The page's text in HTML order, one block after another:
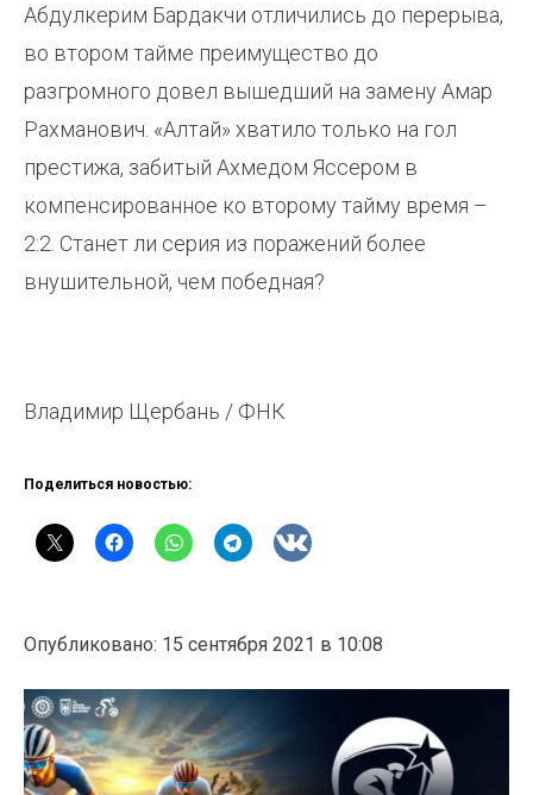
Абдулкерим Бардакчи отличились до перерыва,
во втором тайме преимущество до
разгромного довел вышедший на замену Амар
Рахманович. «Алтай» хватило только на гол
престижа, забитый Ахмедом Яссером в
компенсированное ко второму тайму время –
2:2. Станет ли серия из поражений более
внушительной, чем победная?
Владимир Щербань / ФНК
Поделиться новостью:
Опубликовано: 15 сентября 2021 в 10:08